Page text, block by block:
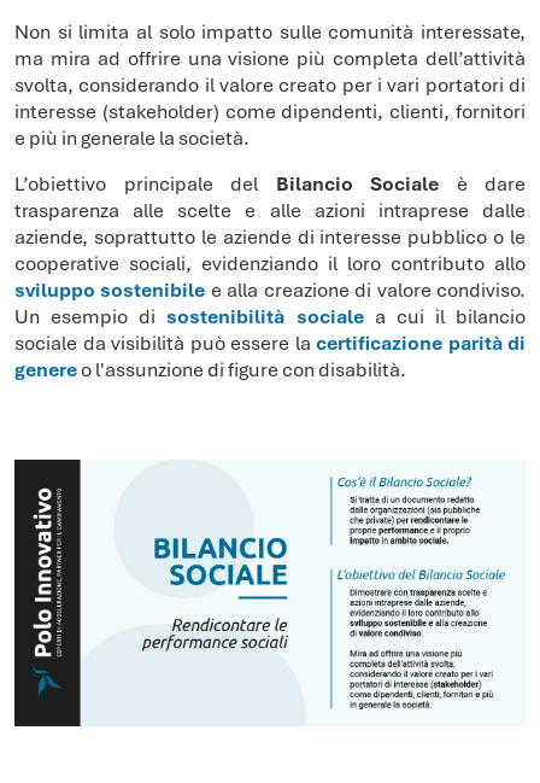
Non si limita al solo impatto sulle comunità interessate,
ma mira ad offrire una visione più completa dell’attività
svolta, considerando il valore creato per i vari portatori di
interesse (stakeholder) come dipendenti, clienti, fornitori
e più in generale la società.
L’obiettivo principale del Bilancio Sociale è dare
trasparenza alle scelte e alle azioni intraprese dalle
aziende, soprattutto le aziende di interesse pubblico o le
cooperative sociali, evidenziando il loro contributo allo
sviluppo sostenibile e alla creazione di valore condiviso.
Un esempio di sostenibilità socialea cui il bilancio
sociale da visibilità può essere la certificazione parità di
genereo l'assunzione di figure con disabilità.